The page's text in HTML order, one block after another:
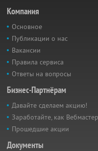
Компания
Основное
Публикации о нас
Вакансии
Правила сервиса
Ответы на вопросы
Бизнес-Партнёрам
Давайте сделаем акцию!
Заработайте, как Вебмастер
Прошедшие акции
Документы